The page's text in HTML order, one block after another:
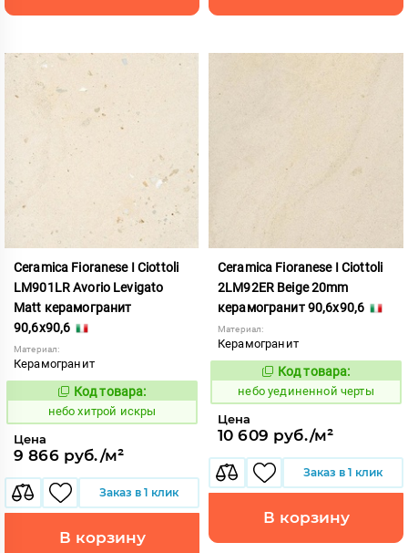
Ceramica Fioranese I Ciottoli
LM901LR Avorio Levigato
Matt керамогранит
90,6x90,6
Материал:
Керамогранит
1123409
Код товара:
небо хитрой искры
Цена
9 866 руб./м²
Заказ в 1 клик
В корзину
Ceramica Fioranese I Ciottoli
2LM92ER Beige 20mm
керамогранит 90,6x90,6
Материал:
Керамогранит
1122995
Код товара:
небо уединенной черты
Цена
10 609 руб./м²
Заказ в 1 клик
В корзину